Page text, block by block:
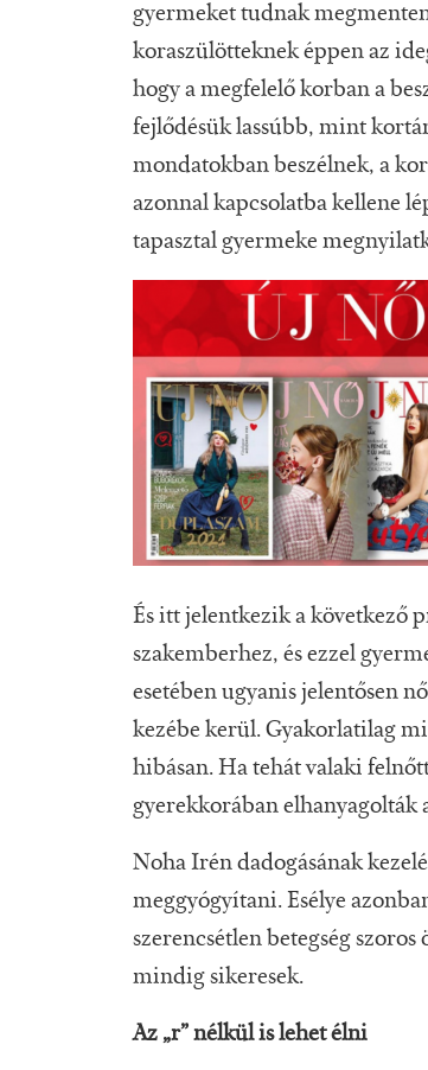
gyermeket tudnak
koraszülötteknek éppen az
hogy a megfelelő korban a
fejlődésük lassúbb, mint
mondatokban beszélnek, a
azonnal kapcsolatba kellene
tapasztal gyermeke
És itt jelentkezik a következő
szakemberhez, és ezzel
esetében ugyanis jelentősen
kezébe kerül. Gyakorlatilag
hibásan. Ha tehát valaki
gyerekkorában elhanyagolták
Noha Irén dadogásának
meggyógyítani. Esélye
szerencsétlen betegség
mindig sikeresek.
Az „r” nélkül is lehet élni